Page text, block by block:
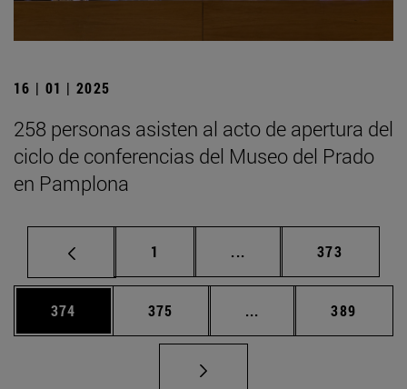
16 | 01 | 2025
258 personas asisten al acto de apertura del
ciclo de conferencias del Museo del Prado
en Pamplona
Página
1 ... Páginas intermedias
Página
373
Página
374 Página
375 ... Páginas intermedias
Página
389